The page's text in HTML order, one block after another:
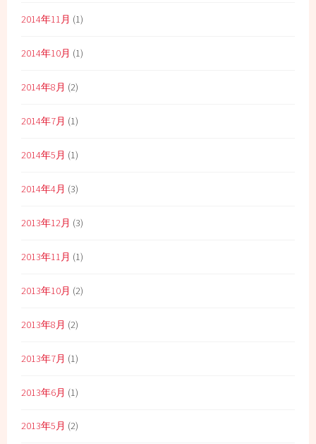
2014年11月 (1)
2014年10月 (1)
2014年8月 (2)
2014年7月 (1)
2014年5月 (1)
2014年4月 (3)
2013年12月 (3)
2013年11月 (1)
2013年10月 (2)
2013年8月 (2)
2013年7月 (1)
2013年6月 (1)
2013年5月 (2)